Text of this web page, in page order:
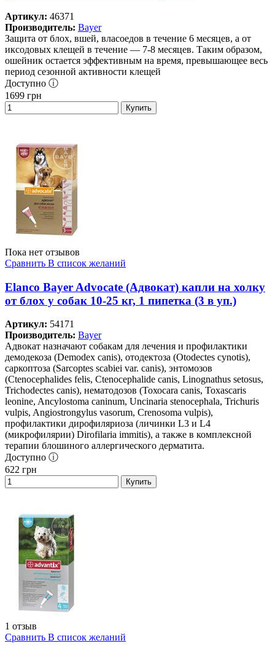
Артикул: 46371
Производитель: Bayer
Защита от блох, вшей, власоедов в течение 6 месяцев, а от
иксодовых клещей в течение — 7-8 месяцев. Таким образом,
ошейник остается эффективным на время, превышающее весь
период сезонной активности клещей
Доступно ⓘ
1699 грн
Купить
Пока нет отзывов
Сравнить В список желаний
Elanco Bayer Advocate (Адвокат) капли на холку
от блох у собак 10-25 кг, 1 пипетка (3 в уп.)
Артикул: 54171
Производитель: Bayer
Адвокат назначают собакам для лечения и профилактики
демодекоза (Demodex canis), отодектоза (Otodectes cynotis),
саркоптоза (Sarcoptes scabiei var. canis), энтомозов
(Ctenocephalides felis, Ctenocephalide canis, Linognathus setosus,
Trichodectes canis), нематодозов (Тохосаra canis, Toxascaris
leonine, Ancylostoma caninum, Uncinaria stenocephala, Trichuris
vulpis, Angiostrongylus vasorum, Crenosoma vulpis),
профилактики дирофиляриоза (личинки L3 и L4
(микрофилярии) Dirofilaria immitis), а также в комплексной
терапии блошиного аллергического дерматита.
Доступно ⓘ
622 грн
Купить
1 отзыв
Сравнить В список желаний